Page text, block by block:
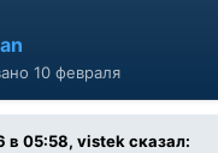
10 февраля
в 05:58, vistekсказал: